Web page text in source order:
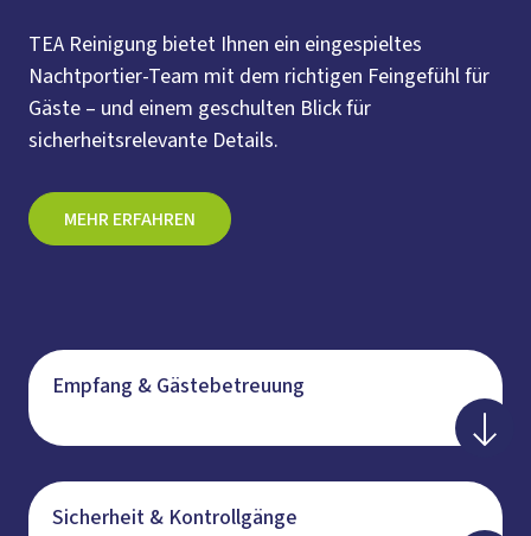
TEA Reinigung bietet Ihnen ein eingespieltes
Nachtportier-Team mit dem richtigen Feingefühl für
Gäste – und einem geschulten Blick für
sicherheitsrelevante Details.
MEHR ERFAHREN
Empfang & Gästebetreuung
Sicherheit & Kontrollgänge